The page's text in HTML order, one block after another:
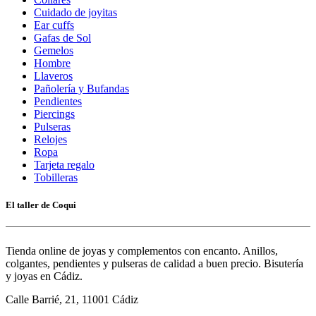
Cuidado de joyitas
Ear cuffs
Gafas de Sol
Gemelos
Hombre
Llaveros
Pañolería y Bufandas
Pendientes
Piercings
Pulseras
Relojes
Ropa
Tarjeta regalo
Tobilleras
El taller de Coqui
Tienda online de joyas y complementos con encanto. Anillos,
colgantes, pendientes y pulseras de calidad a buen precio. Bisutería
y joyas en Cádiz.
Calle Barrié, 21, 11001 Cádiz